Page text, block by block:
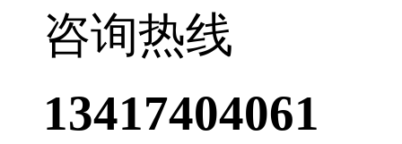
咨询热线
13417404061